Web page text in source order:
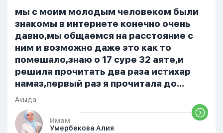
От родных же людей.
мы с моим молодым человеком были
знакомы в интернете конечно очень
давно,мы общаемся на расстояние с
ним и возможно даже это как то
помешало,знаю о 17 суре 32 аяте,и
решила прочитать два раза истихар
намаз,первый раз я прочитала до
«Аср» намаза и сначала было
тревожно,позже стало спокойно и в
голову начали лезть только хорошие
Акыда
Имам
Умербекова Алия